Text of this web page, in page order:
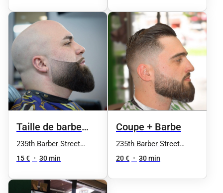
Taille de barbe
sculptée dégradé
tondeuse
235th Barber Street
Nation
15 € • 30 min
Coupe + Barbe
235th Barber Street
Nation
20 € • 30 min